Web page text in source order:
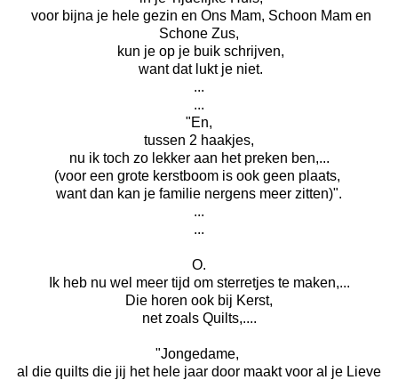
voor bijna je hele gezin en Ons Mam, Schoon Mam en
Schone Zus,
kun je op je buik schrijven,
want dat lukt je niet.
...
...
"En,
tussen 2 haakjes,
nu ik toch zo lekker aan het preken ben,...
(voor een grote kerstboom is ook geen plaats,
want dan kan je familie nergens meer zitten)".
...
...
O.
Ik heb nu wel meer tijd om sterretjes te maken,...
Die horen ook bij Kerst,
net zoals Quilts,....
"Jongedame,
al die quilts die jij het hele jaar door maakt voor al je Lieve